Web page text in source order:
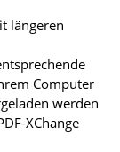
längeren
Computer
werden
XChange